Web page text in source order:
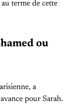
terme de cette
ou
a
pour Sarah.